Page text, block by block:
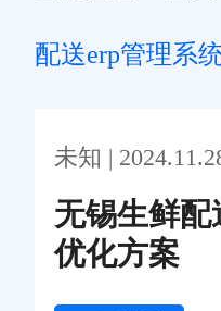
配送erp管理系
未知 |
无锡生鲜
优化方案